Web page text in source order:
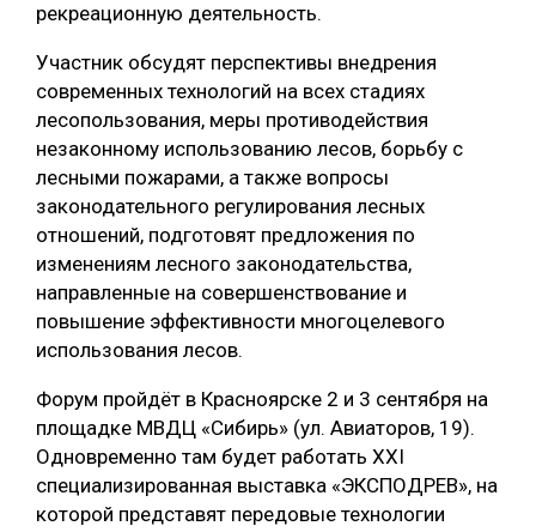
ДЕРЕВЯННОЕ ДОМОСТРОЕНИЕ
БЕЗОПАСНОЕ ПРОИЗВОДСТВО
СОРТИРОВКА ДРЕВЕСИНЫ
МЕБЕЛЬНОЕ ПРОИЗВОДСТВО
рекреационную деятельность.
Участник обсудят перспективы внедрения
современных технологий на всех стадиях
лесопользования, меры противодействия
незаконному использованию лесов, борьбу с
лесными пожарами, а также вопросы
законодательного регулирования лесных
отношений, подготовят предложения по
изменениям лесного законодательства,
направленные на совершенствование и
повышение эффективности многоцелевого
использования лесов.
Форум пройдёт в Красноярске 2 и 3 сентября на
площадке МВДЦ «Сибирь» (ул. Авиаторов, 19).
Одновременно там будет работать XXI
специализированная выставка «ЭКСПОДРЕВ», на
которой представят передовые технологии